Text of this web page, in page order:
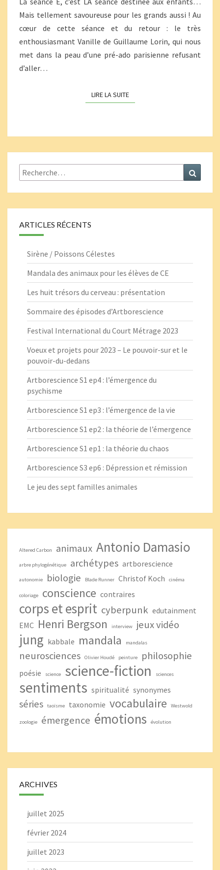
Mais tellement savoureuse pour les grands aussi ! Au
cœur de cette séance et du retour : le très
enthousiasmant Vanille de Guillaume Lorin, qui nous
met dans la peau d’une pré-ado parisienne refusant
d’aller…
LIRE LA SUITELIRE LA SUITE
Rechercher :
ARTICLES RÉCENTS
Sirène / Poissons Célestes
Mandala des animaux pour les élèves de CE
Les huit trésors du cerveau : présentation
Sommaire des épisodes d’Artborescience
Festival International du Court Métrage 2023
Voeux et projets pour 2023 – Le pouvoir-sur et le
pouvoir-du-dedans
Artborescience S1 ep4 : l’émergence du
psychisme
Artborescience S1 ep3 : l’émergence de la vie
Artborescience S1 ep2 : la théorie de l’émergence
Artborescience S1 ep1 : la théorie du chaos
Artborescience S3 ep6 : Dépression et rémission
Le jeu des sept familles animales
Altered Carbon animaux Antonio Damasio
arbre phylogénétique archétypes artborescience
autonomie biologie Blade Runner Christof Koch cinéma
coloriage conscience contraires
corps et esprit cyberpunk edutainment
EMC Henri Bergson interview jeux vidéo
jung kabbale mandala mandalas
neurosciences Olivier Houdé peinture philosophie
poésie science science-fiction sciences
sentiments spiritualité synonymes
séries taoïsme taxonomie vocabulaire Westwold
zoologie émergence émotions évolution
ARCHIVES
juillet 2025
février 2024
juillet 2023